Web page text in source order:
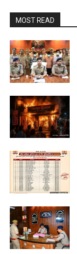
MOST READ